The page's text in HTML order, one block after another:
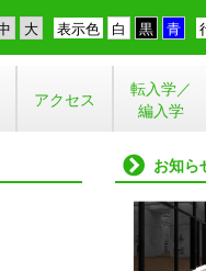
表示色
アクセス
転入学／
編入学
お知ら